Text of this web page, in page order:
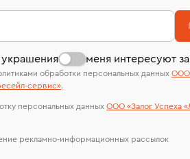
На особо ценные изделия
сертификаты МГУ и других
лабораторий
меня интересуют
обработки персональных данных ООО
сервиc».
персональных данных ООО «Залог Успеха
рекламно-информационных рассылок